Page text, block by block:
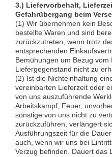
3.) Liefervorbehalt,
Gefahrübergang beim
(1) Wir übernehmen kein
bestellte Waren und sind
zurückzutreten, wenn trotz
entsprechenden
Bemühungen um Bezug vom
Liefergegenstand nicht zu
(2) Ist die Nichteinhaltung
vereinbarten Lieferzeit oder
von uns auszuführende
Arbeitskampf, Feuer,
sonstige von uns nicht zu
zurückzuführen, verlängert
Ausführungszeit für die
auch, wenn wir uns bei
Verzug befinden. Dauert das